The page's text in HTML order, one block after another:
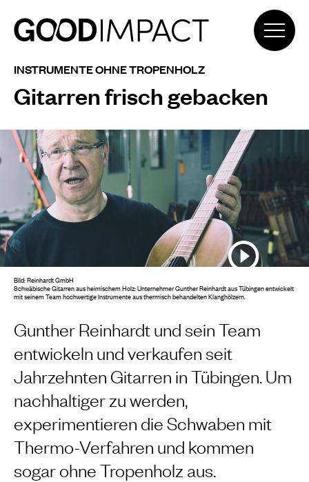
INSTRUMENTE OHNE TROPENHOLZ
Gitarren frisch gebacken
Gunther Reinhardt und sein Team
entwickeln und verkaufen seit
Jahrzehnten Gitarren in Tübingen. Um
nachhaltiger zu werden,
experimentieren die Schwaben mit
Thermo-Verfahren und kommen
sogar ohne Tropenholz aus.
Bild: Reinhardt GmbH
Schwäbische Gitarren aus heimischem Holz: Unternehmer Gunther Reinhardt aus Tübingen entwickelt
mit seinem Team hochwertige Instrumente aus thermisch behandelten Klanghölzern.